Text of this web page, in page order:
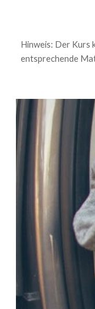
Hinweis: Der Kurs
entsprechende